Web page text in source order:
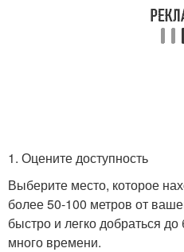
1. Оцените доступность
Выберите место, которое
более 50-100 метров от
быстро и легко добраться
много времени.